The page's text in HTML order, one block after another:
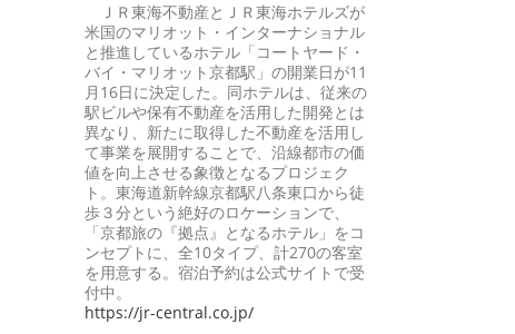
ＪＲ東海不動産とＪＲ東海ホテルズが
米国のマリオット・インターナショナル
と推進しているホテル「コートヤード・
バイ・マリオット京都駅」の開業日が11
月16日に決定した。同ホテルは、従来の
駅ビルや保有不動産を活用した開発とは
異なり、新たに取得した不動産を活用し
て事業を展開することで、沿線都市の価
値を向上させる象徴となるプロジェク
ト。東海道新幹線京都駅八条東口から徒
歩３分という絶好のロケーションで、
「京都旅の『拠点』となるホテル」をコ
ンセプトに、全10タイプ、計270の客室
を用意する。宿泊予約は公式サイトで受
付中。
https://jr-central.co.jp/